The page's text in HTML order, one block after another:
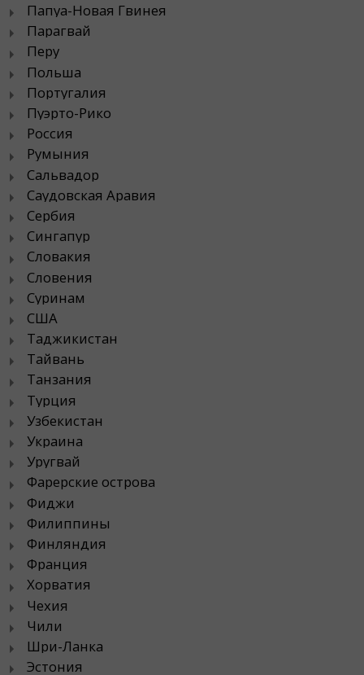
Папуа-Новая Гвинея
Парагвай
Перу
Польша
Португалия
Пуэрто-Рико
Россия
Румыния
Сальвадор
Саудовская Аравия
Сербия
Сингапур
Словакия
Словения
Суринам
США
Таджикистан
Тайвань
Танзания
Турция
Узбекистан
Украина
Уругвай
Фарерские острова
Фиджи
Филиппины
Финляндия
Франция
Хорватия
Чехия
Чили
Шри-Ланка
Эстония